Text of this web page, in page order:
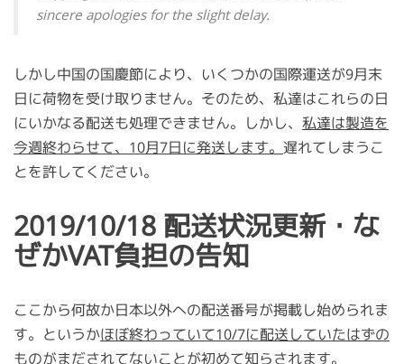
sincere apologies for the slight delay.
しかし中国の国慶節により、いくつかの国際運送が9月末
日に荷物を受け取りません。そのため、私達はこれらの日
にいかなる配送も処理できません。しかし、 私達は製造を
今週終わらせて、10月7日に発送します。 遅れてしまうこ
とを許してください。
2019/10/18 配送状況更新・な
ぜかVAT負担の告知
ここから何故か日本以外への配送番号が掲載し始められま
す。というかほぼ終わっていて10/7に配送していたはずの
ものがまだされてないことが初めて知らされます。